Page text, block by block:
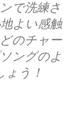
で洗練さ
よい感触
のチャー
ングのよ
ょう！